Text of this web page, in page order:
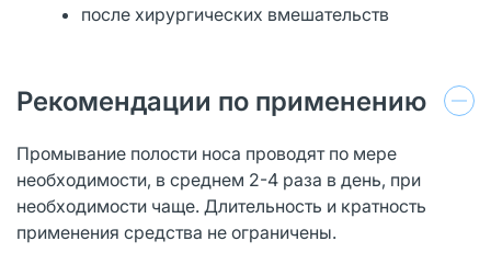
после хирургических вмешательств
Рекомендации по применению
Промывание полости носа проводят по мере
необходимости, в среднем 2-4 раза в день, при
необходимости чаще. Длительность и кратность
применения средства не ограничены.